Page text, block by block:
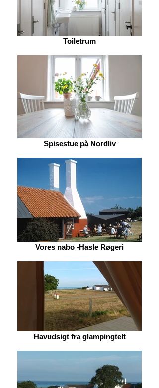
Toiletrum
Spisestue på Nordliv
Vores nabo -Hasle Røgeri
Havudsigt fra glampingtelt